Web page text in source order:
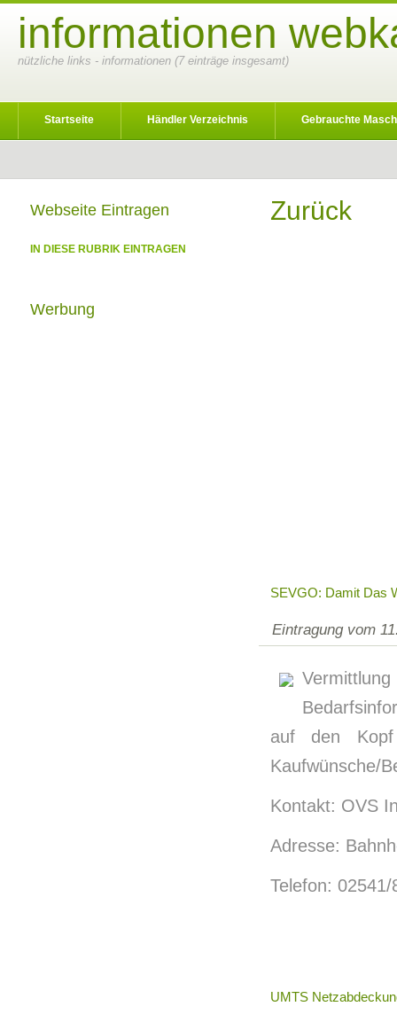
informationen
nützliche links - informationen (7 einträge insgesamt)
Startseite Händler Verzeichnis Gebrauchte
Zurück
SEVGO: Damit Das
Eintragung vom
auf den Kopf
Kaufwünsche/
Kontakt: OVS
Adresse:
Telefon:
UMTS
Webseite Eintragen
IN DIESE RUBRIK EINTRAGEN
Werbung